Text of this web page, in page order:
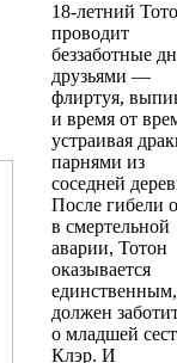
18-летний
проводит
беззаботные
друзьями —
флиртуя,
и время от
устраивая
парнями из
соседней
После гибели
в смертельной
аварии, Тотон
оказывается
должен
о младшей
Клэр. И